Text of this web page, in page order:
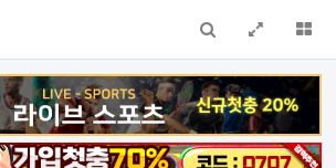
전체창더